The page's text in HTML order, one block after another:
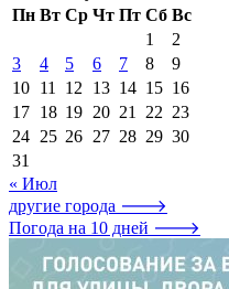
Пн Вт Ср Чт Пт Сб Вс
1
2
3
4 5 6 7 8
9
10 11 12 13 14 15 16
17 18 19 20 21 22 23
24 25 26 27 28 29 30
31
« Июл
другие города 🡒
Погода на 10 дней 🡒